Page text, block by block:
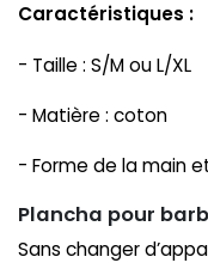
Caractéristiques :
- Taille : S/M ou L/XL
- Matière : coton
- Forme de la main
Plancha pour
Sans changer